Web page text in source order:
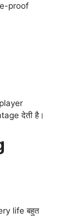
proof
देती है।
life बहुत